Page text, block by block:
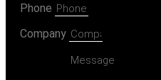
Phone
Company